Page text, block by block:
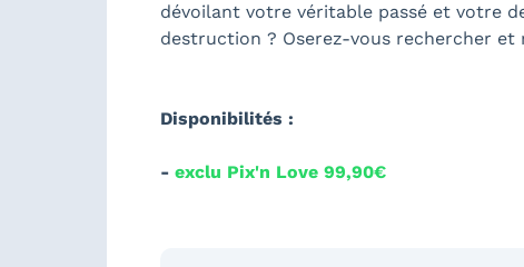
dévoilant votre véritable passé et votre
destruction ? Oserez-vous rechercher et
Disponibilités :
- exclu Pix'n Love 99,90€